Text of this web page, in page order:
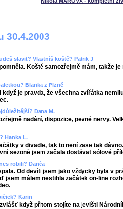
30.4.2003
slavit? Vlastníš koště? Patrik J
Koště samozřejmě mám, takže je
Blanka z Plzně
je pravda, že všechna zvířátka
Dana M.
nadání, dispozice, pevné nervy.
Hanka L.
v divadle, tak to není zase tak
sezoně jsem začala dostávat sólové
robili? Danča
Od devíti jsem jako vždycky byla v
jsem málem nestihla začátek on-line
Karin
když přitom stojíte na jevišti